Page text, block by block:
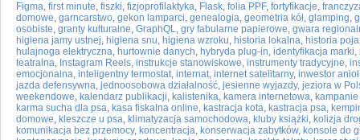
Figma, first minute, fiszki, fizjoprofilaktyka, Flask, folia PPF, fortyfikacje,
domowe, garncarstwo, gekon lamparci, genealogia, geometria kół, glamping,
osobiste, granty kulturalne, GraphQL, gry fabularne papierowe, gwara
higiena jamy ustnej, higiena snu, higiena wzroku, historia lokalna, historia
hulajnoga elektryczna, hurtownie danych, hybryda plug-in, identyfikacja marki,
teatralna, Instagram Reels, instrukcje stanowiskowe, instrumenty tradycyjne,
emocjonalna, inteligentny termostat, internat, internet satelitarny, inwestor anioł
jazda defensywna, jednoosobowa działalność, jesienne wyjazdy, jeziora w
weekendowe, kalendarz publikacji, kalistenika, kamera internetowa,
karma sucha dla psa, kasa fiskalna online, kastracja kota, kastracja psa,
domowe, kleszcze u psa, klimatyzacja samochodowa, kluby książki, kolizja
komunikacja bez przemocy, koncentracja, konserwacja zabytków, konsole do